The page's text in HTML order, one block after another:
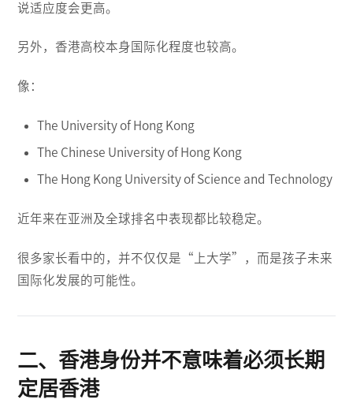
说适应度会更高。
另外，香港高校本身国际化程度也较高。
像：
The University of Hong Kong
The Chinese University of Hong Kong
The Hong Kong University of Science and Technology
近年来在亚洲及全球排名中表现都比较稳定。
很多家长看中的，并不仅仅是“上大学”，而是孩子未来
国际化发展的可能性。
二、香港身份并不意味着必须长期
定居香港